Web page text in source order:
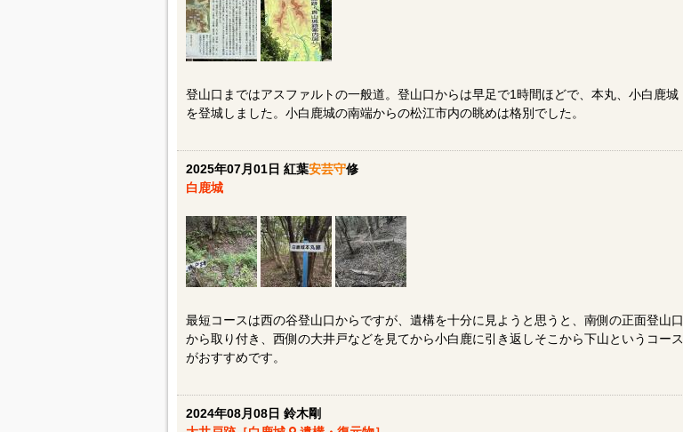
登山口まではアスファルトの一般道。登山口からは早足で1時間ほどで、本丸、小白鹿城
を登城しました。小白鹿城の南端からの松江市内の眺めは格別でした。
2025年07月01日 紅葉安芸守修
白鹿城
最短コースは西の谷登山口からですが、遺構を十分に見ようと思うと、南側の正面登山口
から取り付き、西側の大井戸などを見てから小白鹿に引き返しそこから下山というコース
がおすすめです。
2024年08月08日 鈴木剛